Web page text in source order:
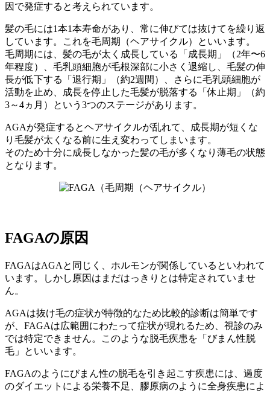
因で発症すると考えられています。
髪の毛には1本1本寿命があり、常に伸びては抜けてを繰り返
しています。これを毛周期（ヘアサイクル）といいます。
毛周期には、髪の毛が太く成長している「成長期」（2年〜6
年程度）、毛乳頭細胞が毛根深部に小さく退縮し、毛髪の伸
長が低下する「退行期」（約2週間）、さらに毛乳頭細胞が
活動を止め、成長を停止した毛髪が脱落する「休止期」（約
3～4ヵ月）という3つのステージがあります。
AGAが発症するとヘアサイクルが乱れて、成長期が短くな
り毛髪が太くなる前に生え変わってしまいます。
そのため十分に成長しなかった髪の毛が多くなり薄毛の状態
となります。
FAGAの原因
FAGAはAGAと同じく、ホルモンが関係しているといわれて
います。しかし原因はまだはっきりとは特定されていませ
ん。
AGAは抜け毛の症状が特徴的なため比較的診断は簡単です
が、FAGAは広範囲にわたって症状が現れるため、視診のみ
では特定できません。このような脱毛疾患を「びまん性脱
毛」といいます。
FAGAのようにびまん性の脱毛を引き起こす疾患には、過度
のダイエットによる栄養不足、膠原病のように全身疾患によ